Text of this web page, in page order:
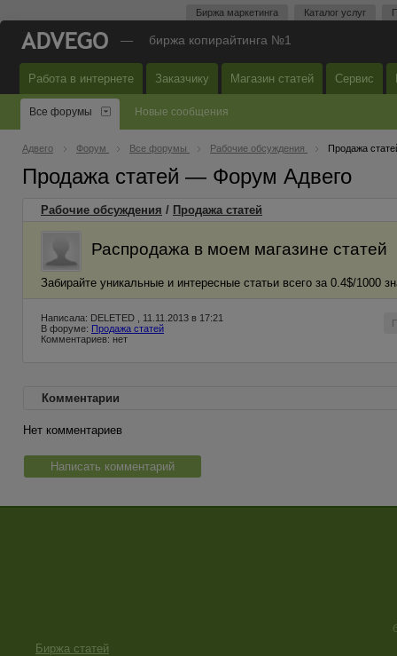
Биржа маркетинга Каталог услуг
— биржа копирайтинга №1
Работа в интернете Заказчику Магазин статей Сервис
Все форумы Новые сообщения
Адвего Форум Все форумы Рабочие обсуждения Продажа
Продажа статей — Форум Адвего
Рабочие обсуждения / Продажа статей
Распродажа в моем магазине статей
Забирайте уникальные и интересные статьи всего за 0.4$/1000
Написала: DELETED , 11.11.2013 в 17:21
В форуме: Продажа статей
Комментариев: нет
Комментарии
Нет комментариев
Написать комментарий
Биржа статей